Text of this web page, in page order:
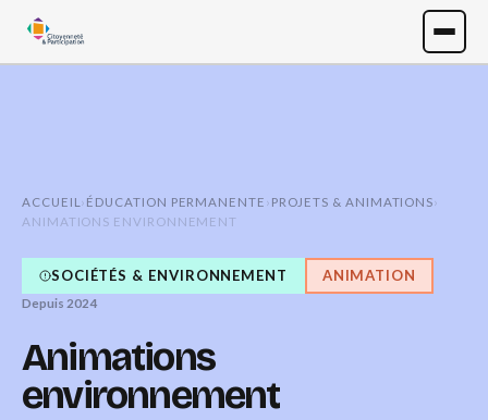
ACCUEIL › ÉDUCATION PERMANENTE › PROJETS & ANIMATIONS›
ANIMATIONS ENVIRONNEMENT
SOCIÉTÉS & ENVIRONNEMENT ANIMATION
Depuis 2024
Animations
environnement